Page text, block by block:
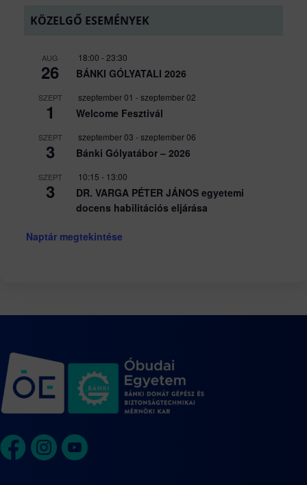
KÖZELGŐ ESEMÉNYEK
AUG
26
18:00 - 23:30
BÁNKI GÓLYATALI 2026
SZEPT
1
szeptember 01 -szeptember 02
Welcome Fesztivál
SZEPT
3
szeptember 03 -szeptember 06
Bánki Gólyatábor – 2026
SZEPT
3
10:15 - 13:00
DR. VARGA PÉTER JÁNOS egyetemi
docens habilitációs eljárása
Naptár megtekintése